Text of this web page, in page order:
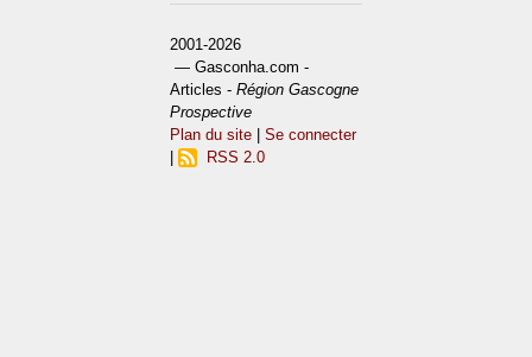
2001-2026
— Gasconha.com -
Articles -Région Gascogne
Prospective
Plan du site |Se connecter
RSS 2.0